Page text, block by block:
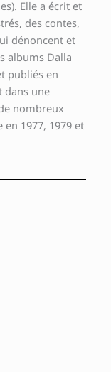
Elle a écrit et
des contes,
dénoncent et
albums Dalla
publiés en
dans une
nombreux
1977, 1979 et